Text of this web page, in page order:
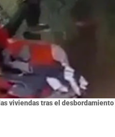
viviendas tras el